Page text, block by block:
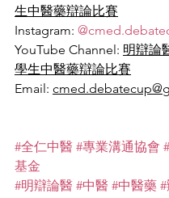
生中醫藥辯論比賽
Instagram:
YouTube Channel: 明辯論
學生中醫藥辯論比賽
Email:
#全仁中醫 #專業溝通協會
基金
#明辯論醫 #中醫 #中醫藥